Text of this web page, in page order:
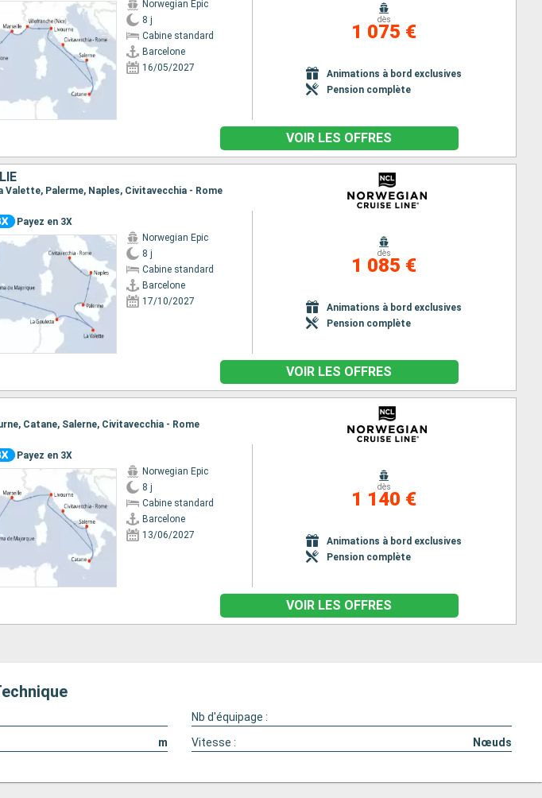
Norwegian Epic
8 j
Cabine standard
Barcelone
16/05/2027
dès
1 075 €
Animations à bord exclusives
Pension complète
VOIR LES OFFRES
Valette, Palerme, Naples, Civitavecchia - Rome
Payez en 3X
Norwegian Epic
8 j
Cabine standard
Barcelone
17/10/2027
dès
1 085 €
Animations à bord exclusives
Pension complète
VOIR LES OFFRES
Catane, Salerne, Civitavecchia - Rome
Payez en 3X
Norwegian Epic
8 j
Cabine standard
Barcelone
13/06/2027
dès
1 140 €
Animations à bord exclusives
Pension complète
VOIR LES OFFRES
Nb d'équipage :
m Vitesse : Nœuds